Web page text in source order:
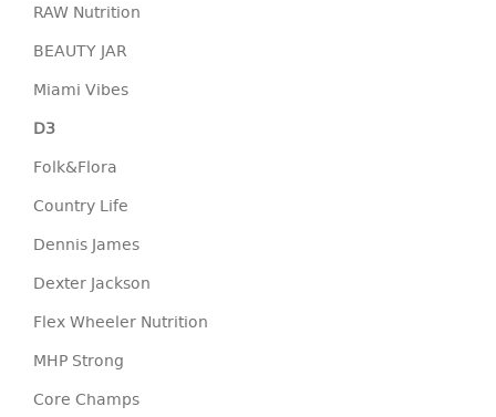
RAW Nutrition
BEAUTY JAR
Miami Vibes
D3
Folk&Flora
Country Life
Dennis James
Dexter Jackson
Flex Wheeler Nutrition
MHP Strong
Core Champs